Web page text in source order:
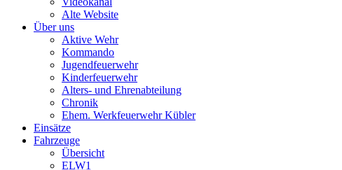
Alte Website
Über uns
Aktive Wehr
Kommando
Jugendfeuerwehr
Kinderfeuerwehr
Alters- und Ehrenabteilung
Chronik
Ehem. Werkfeuerwehr Kübler
Einsätze
Fahrzeuge
Übersicht
ELW1